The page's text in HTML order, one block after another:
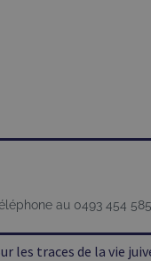
au 0493 454 585
les traces de la vie